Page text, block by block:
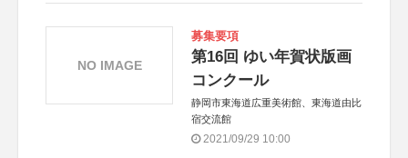
募集要項
第16回 ゆい年賀状版画
コンクール
静岡市東海道広重美術館、東海道由比
宿交流館
2021/09/29 10:00
NO IMAGE